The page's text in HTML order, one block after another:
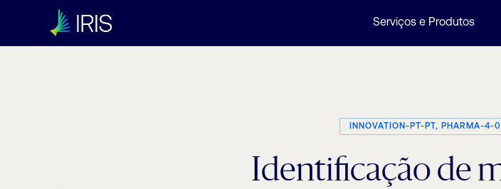
Serviços e Produtos
INNOVATION-PT-PT, PHARMA-4-
Identificação de